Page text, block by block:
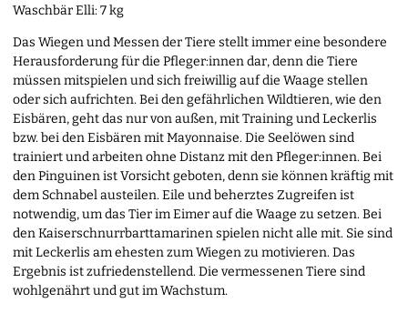
Waschbär Elli: 7 kg
Das Wiegen und Messen der Tiere stellt immer eine besondere
Herausforderung für die Pfleger:innen dar, denn die Tiere
müssen mitspielen und sich freiwillig auf die Waage stellen
oder sich aufrichten. Bei den gefährlichen Wildtieren, wie den
Eisbären, geht das nur von außen, mit Training und Leckerlis
bzw. bei den Eisbären mit Mayonnaise. Die Seelöwen sind
trainiert und arbeiten ohne Distanz mit den Pfleger:innen. Bei
den Pinguinen ist Vorsicht geboten, denn sie können kräftig mit
dem Schnabel austeilen. Eile und beherztes Zugreifen ist
notwendig, um das Tier im Eimer auf die Waage zu setzen. Bei
den Kaiserschnurrbarttamarinen spielen nicht alle mit. Sie sind
mit Leckerlis am ehesten zum Wiegen zu motivieren. Das
Ergebnis ist zufriedenstellend. Die vermessenen Tiere sind
wohlgenährt und gut im Wachstum.